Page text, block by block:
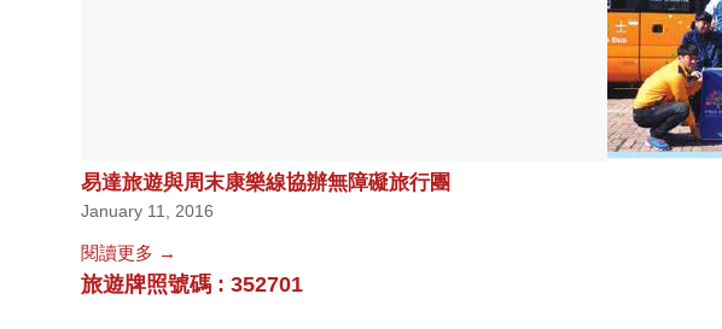
易達旅遊與周末康樂線協辦無障礙旅行團
January 11, 2016
閱讀更多 →
旅遊牌照號碼 : 352701